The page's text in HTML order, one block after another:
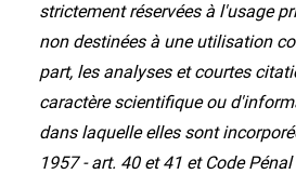
strictement réservées à l'usage
non destinées à une utilisation
part, les analyses et courtes
caractère scientifique ou
dans laquelle elles sont
1957 - art. 40 et 41 et Code